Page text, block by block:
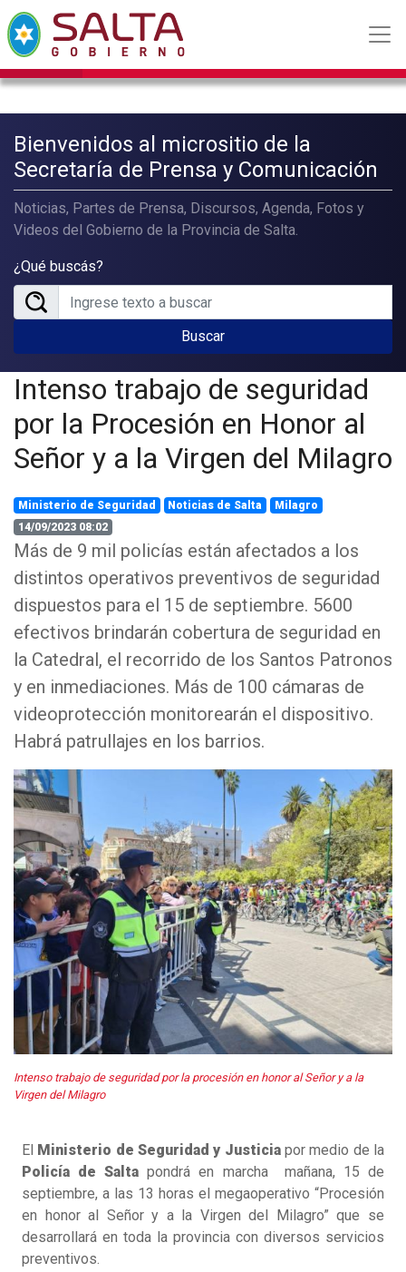
Bienvenidos al micrositio de la
Secretaría de Prensa y Comunicación
Noticias, Partes de Prensa, Discursos, Agenda, Fotos y
Videos del Gobierno de la Provincia de Salta.
¿Qué buscás?
Buscar
Intenso trabajo de seguridad
por la Procesión en Honor al
Señor y a la Virgen del Milagro
Ministerio de Seguridad Noticias de Salta
Milagro
14/09/2023 08:02
Más de 9 mil policías están afectados a los
distintos operativos preventivos de seguridad
dispuestos para el 15 de septiembre. 5600
efectivos brindarán cobertura de seguridad en
la Catedral, el recorrido de los Santos Patronos
y en inmediaciones. Más de 100 cámaras de
videoprotección monitorearán el dispositivo.
Habrá patrullajes en los barrios.
Intenso trabajo de seguridad por la procesión en honor al Señor y a la
Virgen del Milagro
El Ministerio de Seguridad y Justiciapor medio de la
Policía de Salta pondrá en marcha mañana, 15 de
septiembre, a las 13 horas el megaoperativo “Procesión
en honor al Señor y a la Virgen del Milagro” que se
desarrollará en toda la provincia con diversos servicios
preventivos.